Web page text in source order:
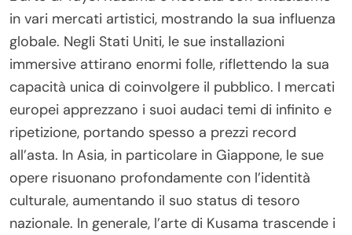
in vari mercati artistici, mostrando la sua influenza
globale. Negli Stati Uniti, le sue installazioni
immersive attirano enormi folle, riflettendo la sua
capacità unica di coinvolgere il pubblico. I mercati
europei apprezzano i suoi audaci temi di infinito e
ripetizione, portando spesso a prezzi record
all’asta. In Asia, in particolare in Giappone, le sue
opere risuonano profondamente con l’identità
culturale, aumentando il suo status di tesoro
nazionale. In generale, l’arte di Kusama trascende i